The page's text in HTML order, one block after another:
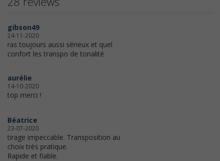
gibson49
24-11-2020
ras toujours aussi sérieux et quel
confort les transpo de tonalité
aurélie
14-10-2020
top merci !
Béatrice
23-07-2020
tirage impeccable. Transposition au
choix très pratique.
Rapide et fiable.